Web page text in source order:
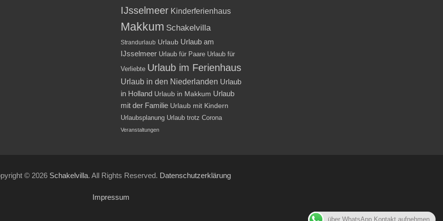
IJsselmeer Kinderferienhaus
Makkum Schakelvilla
Strandurlaub Urlaub Urlaub am
IJsselmeer Urlaub für Paare Urlaub für
Verliebte Urlaub im Ferienhaus
Urlaub in den Niederlanden Urlaub
in Holland Urlaub in Makkum Urlaub
mit der Familie Urlaub mit Kindern
Urlaubsplanung Urlaub trotz Corona
Veranstaltungen
© 2026 Schakelvilla. All Rights Reserved. Datenschutzerklärung
Impressum
über WhatsApp Kontakt aufnehmen